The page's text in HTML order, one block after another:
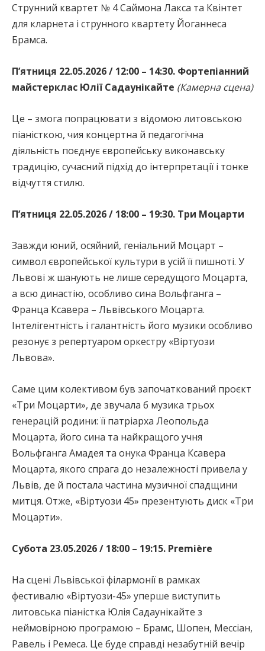
Струнний квартет № 4 Саймона Лакса та Квінтет
для кларнета і струнного квартету Йоганнеса
Брамса.
П’ятниця 22.05.2026 / 12:00 – 14:30. Фортепіанний
майстерклас Юлії Садаунікайте (Камерна сцена)
Це – змога попрацювати з відомою литовською
піаністкою, чия концертна й педагогічна
діяльність поєднує європейську виконавську
традицію, сучасний підхід до інтерпретації і тонке
відчуття стилю.
П’ятниця 22.05.2026 / 18:00 – 19:30. Три Моцарти
Завжди юний, осяйний, геніальний Моцарт –
символ європейської культури в усій її пишноті. У
Львові ж шанують не лише середущого Моцарта,
а всю династію, особливо сина Вольфганга –
Франца Ксавера – Львівського Моцарта.
Інтелігентність і галантність його музики особливо
резонує з репертуаром оркестру «Віртуози
Львова».
Саме цим колективом був започаткований проєкт
«Три Моцарти», де звучала б музика трьох
генерацій родини: її патріарха Леопольда
Моцарта, його сина та найкращого учня
Вольфганга Амадея та онука Франца Ксавера
Моцарта, якого спрага до незалежності привела у
Львів, де й постала частина музичної спадщини
митця. Отже, «Віртуози 45» презентують диск «Три
Моцарти».
Субота 23.05.2026 / 18:00 – 19:15. Première
На сцені Львівської філармонії в рамках
фестивалю «Віртуози-45» уперше виступить
литовська піаністка Юлія Садаунікайте з
неймовірною програмою – Брамс, Шопен, Мессіан,
Равель і Ремеса. Це буде справді незабутній вечір